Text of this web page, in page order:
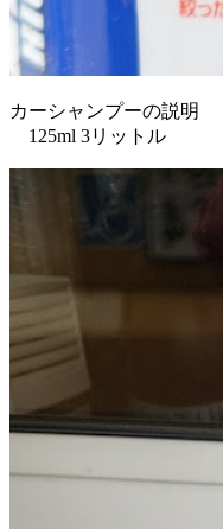
カーシャンプーの説明
125ml 3リットル